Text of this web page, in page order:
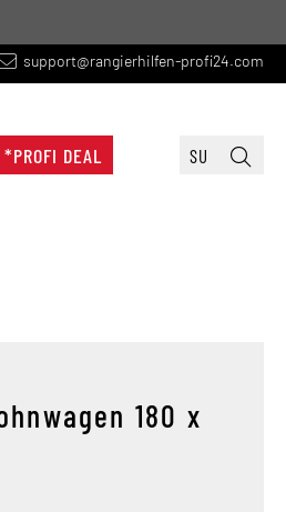
support@rangierhilfen-profi24.com
*PROFI DEAL
180 x